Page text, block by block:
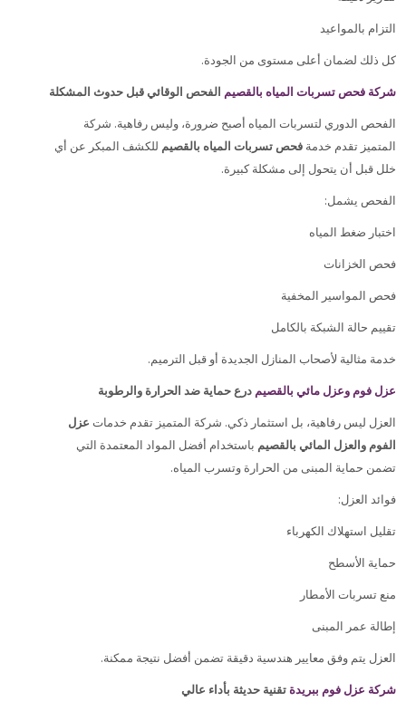
التزام بالمواعيد
كل ذلك لضمان أعلى مستوى من الجودة.
شركة فحص تسربات المياه بالقصيم الفحص الوقائي قبل حدوث المشكلة
الفحص الدوري لتسربات المياه أصبح ضرورة، وليس رفاهية. شركة
المتميز تقدم خدمة فحص تسربات المياه بالقصيم للكشف المبكر عن أي
خلل قبل أن يتحول إلى مشكلة كبيرة.
الفحص يشمل:
اختبار ضغط المياه
فحص الخزانات
فحص المواسير المخفية
تقييم حالة الشبكة بالكامل
خدمة مثالية لأصحاب المنازل الجديدة أو قبل الترميم.
عزل فوم وعزل مائي بالقصيم درع حماية ضد الحرارة والرطوبة
العزل ليس رفاهية، بل استثمار ذكي. شركة المتميز تقدم خدمات عزل
الفوم والعزل المائي بالقصيم باستخدام أفضل المواد المعتمدة التي
تضمن حماية المبنى من الحرارة وتسرب المياه.
فوائد العزل:
تقليل استهلاك الكهرباء
حماية الأسطح
منع تسربات الأمطار
إطالة عمر المبنى
العزل يتم وفق معايير هندسية دقيقة تضمن أفضل نتيجة ممكنة.
شركة عزل فوم ببريدة تقنية حديثة بأداء عالي